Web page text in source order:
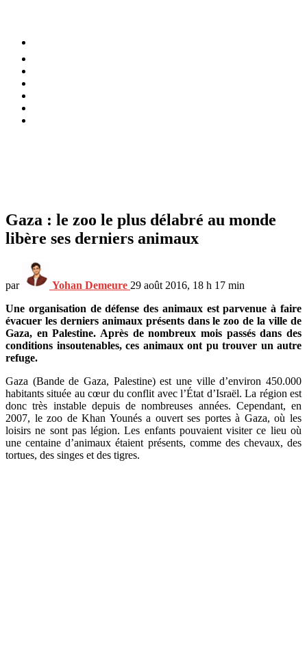
Gaza : le zoo le plus délabré au monde
libère ses derniers animaux
par Yohan Demeure 29 août 2016, 18 h 17 min
Une organisation de défense des animaux est parvenue à faire
évacuer les derniers animaux présents dans le zoo de la ville de
Gaza, en Palestine. Après de nombreux mois passés dans des
conditions insoutenables, ces animaux ont pu trouver un autre
refuge.
Gaza (Bande de Gaza, Palestine) est une ville d’environ 450.000
habitants située au cœur du conflit avec l’État d’Israël. La région est
donc très instable depuis de nombreuses années. Cependant, en
2007, le zoo de Khan Younés a ouvert ses portes à Gaza, où les
loisirs ne sont pas légion. Les enfants pouvaient visiter ce lieu où
une centaine d’animaux étaient présents, comme des chevaux, des
tortues, des singes et des tigres.